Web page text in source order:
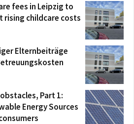
fees in Leipzig to
childcare costs
Elternbeiträge
Part 1:
Energy Sources